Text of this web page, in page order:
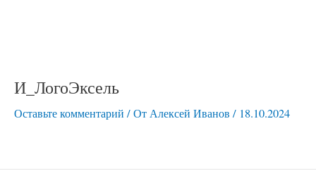
И_ЛогоЭксель
Оставьте комментарий / ОтАлексей Иванов / 18.10.2024